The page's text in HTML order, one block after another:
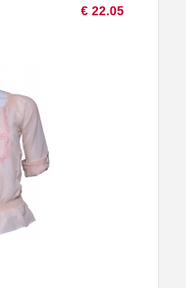
€ 22.05